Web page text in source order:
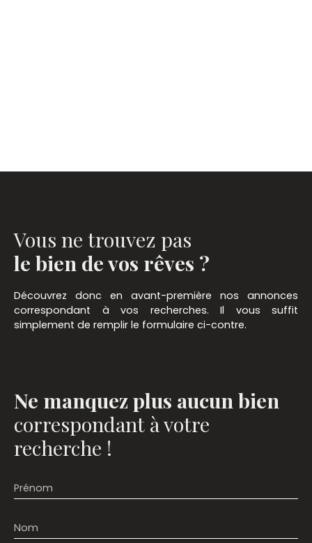
Vous ne trouvez pas
le bien de vos rêves ?
Découvrez donc en avant-première nos annonces
correspondant à vos recherches. Il vous suffit
simplement de remplir le formulaire ci-contre.
Ne manquez plus aucun bien
correspondant à votre
recherche !
Prénom
Nom